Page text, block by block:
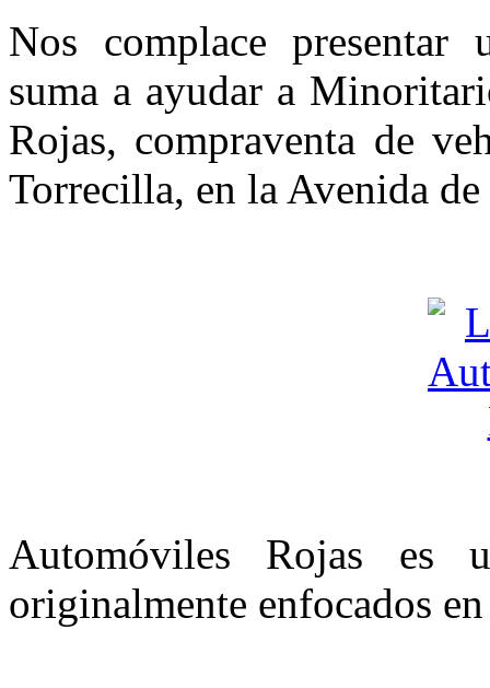
Nos complace presentar
suma a ayudar a
Rojas, compraventa de
Torrecilla, en la Avenida
Automóviles Rojas es
originalmente enfocados